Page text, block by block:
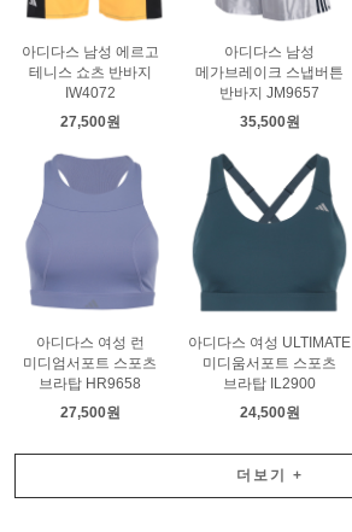
아디다스 남성 에르고
테니스 쇼츠 반바지
IW4072
27,500원
아디다스 남성
메가브레이크 스냅버튼
반바지 JM9657
35,500원
아디다스 여성 런
미디엄서포트 스포츠
브라탑 HR9658
27,500원
아디다스 여성 ULTIMATE
미디움서포트 스포츠
브라탑 IL2900
24,500원
더보기 +